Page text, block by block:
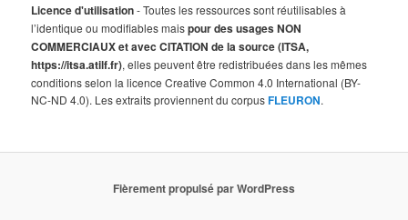
Licence d'utilisation- Toutes les ressources sont réutilisables à
l’identique ou modifiables maispour des usages NON
COMMERCIAUX et avec CITATION de la source (ITSA,
https://itsa.atilf.fr), elles peuvent être redistribuées dans les mêmes
conditions selon la licence Creative Common 4.0 International (BY-
NC-ND 4.0). Les extraits proviennent du corpusFLEURON.
Fièrement propulsé par WordPress